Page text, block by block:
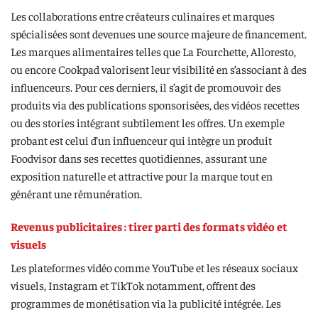
Les collaborations entre créateurs culinaires et marques
spécialisées sont devenues une source majeure de financement.
Les marques alimentaires telles que La Fourchette, Alloresto,
ou encore Cookpad valorisent leur visibilité en s’associant à des
influenceurs. Pour ces derniers, il s’agit de promouvoir des
produits via des publications sponsorisées, des vidéos recettes
ou des stories intégrant subtilement les offres. Un exemple
probant est celui d’un influenceur qui intègre un produit
Foodvisor dans ses recettes quotidiennes, assurant une
exposition naturelle et attractive pour la marque tout en
générant une rémunération.
Revenus publicitaires : tirer parti des formats vidéo et
visuels
Les plateformes vidéo comme YouTube et les réseaux sociaux
visuels, Instagram et TikTok notamment, offrent des
programmes de monétisation via la publicité intégrée. Les